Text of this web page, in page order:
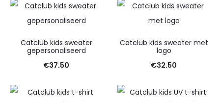
Catclub kids sweater
gepersonaliseerd
€37.50
Catclub kids sweater met
logo
€32.50